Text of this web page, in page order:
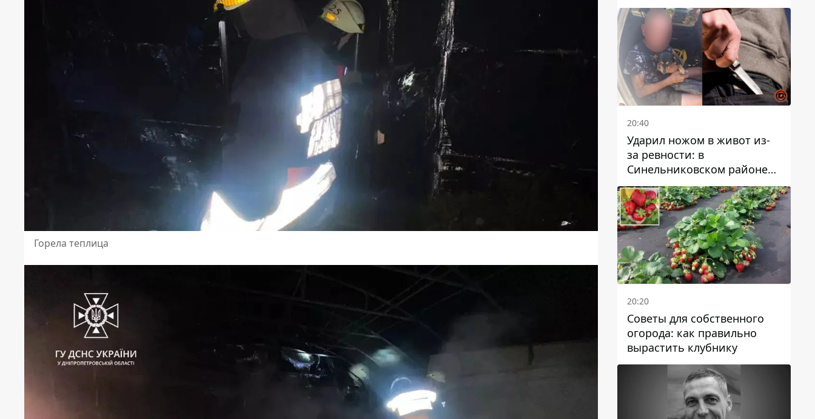
Горела теплица
20:40
Ударил ножом в живот из-
за ревности: в
Синельниковском районе
задержали 49-летнего
мужчину за убийство
20:20
Советы для собственного
огорода: как правильно
вырастить клубнику